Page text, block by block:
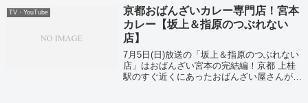
介されました。そして変態グルメでお馴染...
TV・YouTube
京都おばんざいカレー専門店！宮本
カレー【坂上＆指原のつぶれない
店】
7月5日(日)放送の「坂上＆指原のつぶれない
店」はおばんざい宮本の完結編！京都 上桂
駅のすぐ近くにあったおばんざい屋さんが、